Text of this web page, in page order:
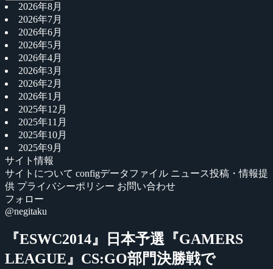
2026年8月
2026年7月
2026年6月
2026年5月
2026年4月
2026年3月
2026年2月
2026年1月
2025年12月
2025年11月
2025年10月
2025年9月
サイト情報
サイトについて configデータファイル ニュース投稿・情報提
供 プライバシーポリシー お問い合わせ
フォロー
@negitaku
『ESWC2014』日本予選『GAMERS
LEAGUE』CS:GO部門決勝戦で